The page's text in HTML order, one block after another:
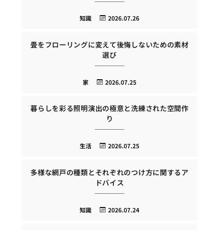
2026.07.26
知識
畳をフローリングに変えて後悔しないための素材
選び
2026.07.25
家
暮らしを彩る照明演出の極意と洗練された空間作
り
2026.07.25
生活
多様な網戸の種類とそれぞれのつけ方に関するア
ドバイス
2026.07.24
知識